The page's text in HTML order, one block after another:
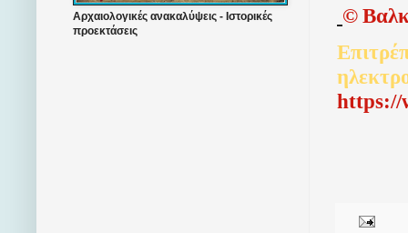
©
https://
Αρχαιολογικές ανακαλύψεις - Ιστορικές
προεκτάσεις